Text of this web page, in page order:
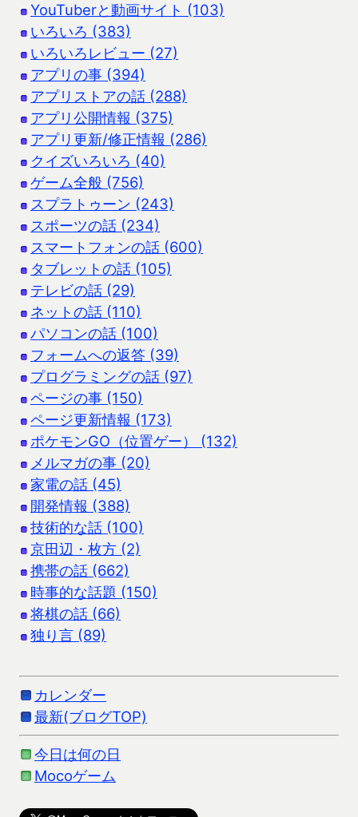
YouTuberと動画サイト (103)
いろいろ (383)
いろいろレビュー (27)
アプリの事 (394)
アプリストアの話 (288)
アプリ公開情報 (375)
アプリ更新/修正情報 (286)
クイズいろいろ (40)
ゲーム全般 (756)
スプラトゥーン (243)
スポーツの話 (234)
スマートフォンの話 (600)
タブレットの話 (105)
テレビの話 (29)
ネットの話 (110)
パソコンの話 (100)
フォームへの返答 (39)
プログラミングの話 (97)
ページの事 (150)
ページ更新情報 (173)
ポケモンGO（位置ゲー） (132)
メルマガの事 (20)
家電の話 (45)
開発情報 (388)
技術的な話 (100)
京田辺・枚方 (2)
携帯の話 (662)
時事的な話題 (150)
将棋の話 (66)
独り言 (89)
カレンダー
最新(ブログTOP)
今日は何の日
Mocoゲーム